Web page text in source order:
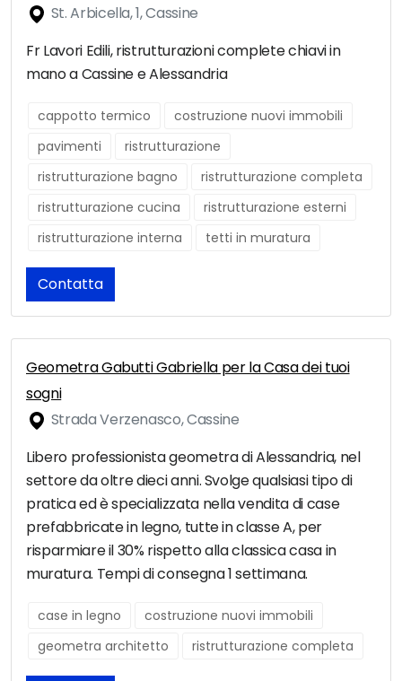
St. Arbicella, 1, Cassine
Fr Lavori Edili, ristrutturazioni complete chiavi in
mano a Cassine e Alessandria
cappotto termico
costruzione nuovi immobili
pavimenti
ristrutturazione
ristrutturazione bagno
ristrutturazione completa
ristrutturazione cucina
ristrutturazione esterni
ristrutturazione interna
tetti in muratura
Contatta
Geometra Gabutti Gabriella per la Casa dei tuoi
sogni
Strada Verzenasco, Cassine
Libero professionista geometra di Alessandria, nel
settore da oltre dieci anni. Svolge qualsiasi tipo di
pratica ed è specializzata nella vendita di case
prefabbricate in legno, tutte in classe A, per
risparmiare il 30% rispetto alla classica casa in
muratura. Tempi di consegna 1 settimana.
case in legno
costruzione nuovi immobili
geometra architetto
ristrutturazione completa